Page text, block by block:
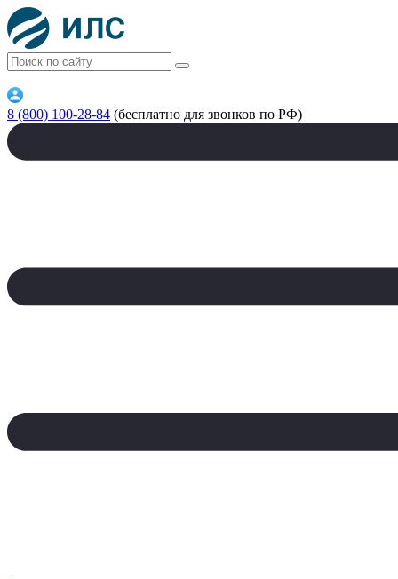
8 (800) 100-28-84 (бесплатно для звонков по РФ)